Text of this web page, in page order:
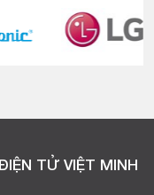
TỬ VIỆT MINH